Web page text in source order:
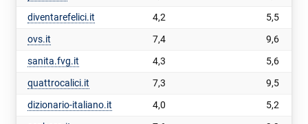
diventarefelici.it
4,2
5,5
ovs.it
7,4
9,6
sanita.fvg.it
4,3
5,6
quattrocalici.it
7,3
9,5
dizionario-italiano.it
4,0
5,2